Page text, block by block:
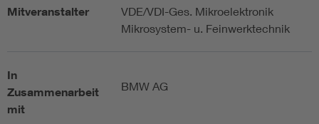
Mitveranstalter
VDE/VDI-Ges. Mikroelektronik
Mikrosystem- u. Feinwerktechnik
In
Zusammenarbeit
mit
BMW AG